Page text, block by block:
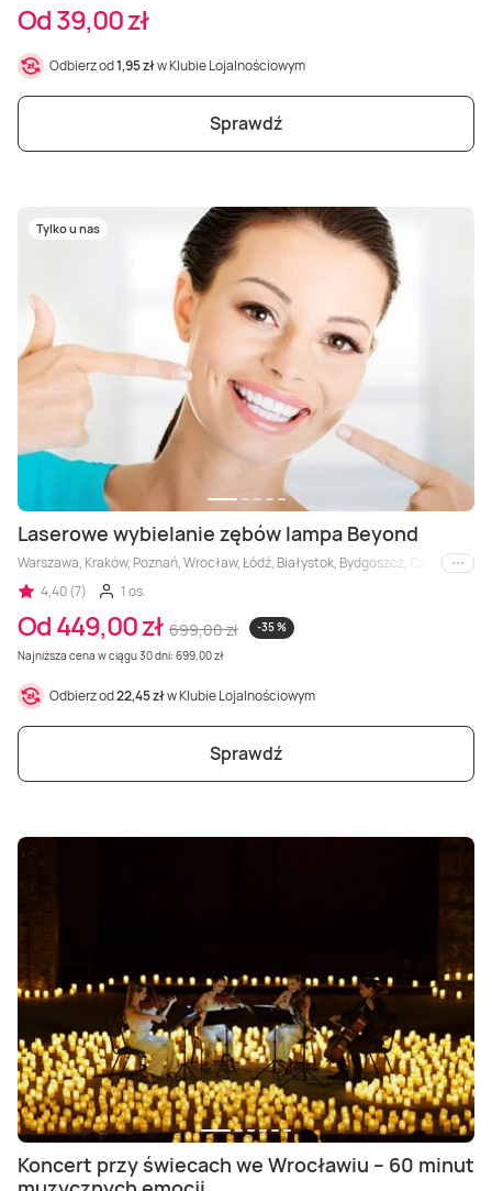
Od 39,00 zł
Odbierz od1,95 złw Klubie Lojalnościowym
Sprawdź
Tylko u nas
Laserowe wybielanie zębów lampa Beyond
Warszawa, Kraków, Poznań, Wrocław, Łódź, Białystok, Bydgoszcz,
i inne
4,40 (7)
1 os.
Od 449,00 zł 699,00 zł
-35 %
Najniższa cena w ciągu 30 dni: 699,00 zł
Odbierz od22,45 złw Klubie Lojalnościowym
Sprawdź
Koncert przy świecach we Wrocławiu – 60 minut